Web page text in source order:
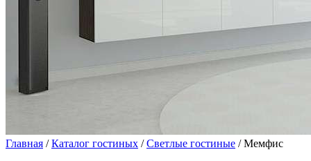
Главная /Каталог гостиных /Светлые гостиные / Мемфис